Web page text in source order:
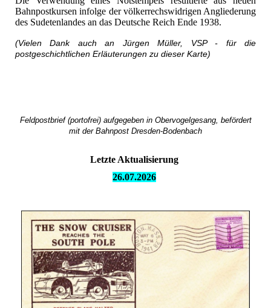
Bahnpostkursen infolge der völkerrechswidrigen Angliederung
des Sudetenlandes an das Deutsche Reich Ende 1938.
(Vielen Dank auch an Jürgen Müller, VSP - für die
postgeschichtlichen Erläuterungen zu dieser Karte)
Feldpostbrief (portofrei) aufgegeben in Obervogelgesang, befördert
mit der Bahnpost Dresden-Bodenbach
Letzte Aktualisierung
26.07.2026